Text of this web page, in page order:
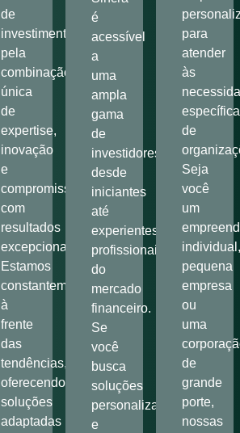
de
investimentos
pela
combinação
única
de
expertise,
inovação
e
compromisso
com
resultados
excepcionais.
Estamos
constantemente
à
frente
das
tendências,
oferecendo
soluções
adaptadas
é
acessível
a
uma
ampla
gama
de
investidores,
desde
iniciantes
até
experientes
profissionais
do
mercado
financeiro.
Se
você
busca
soluções
personalizadas
e
para
atender
às
de
Seja
você
um
individual,
pequena
empresa
ou
uma
de
grande
porte,
nossas